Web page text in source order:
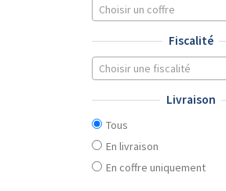
Choisir un coffre
Fiscalité
Choisir une fiscalité
Livraison
Tous
En livraison
En coffre uniquement